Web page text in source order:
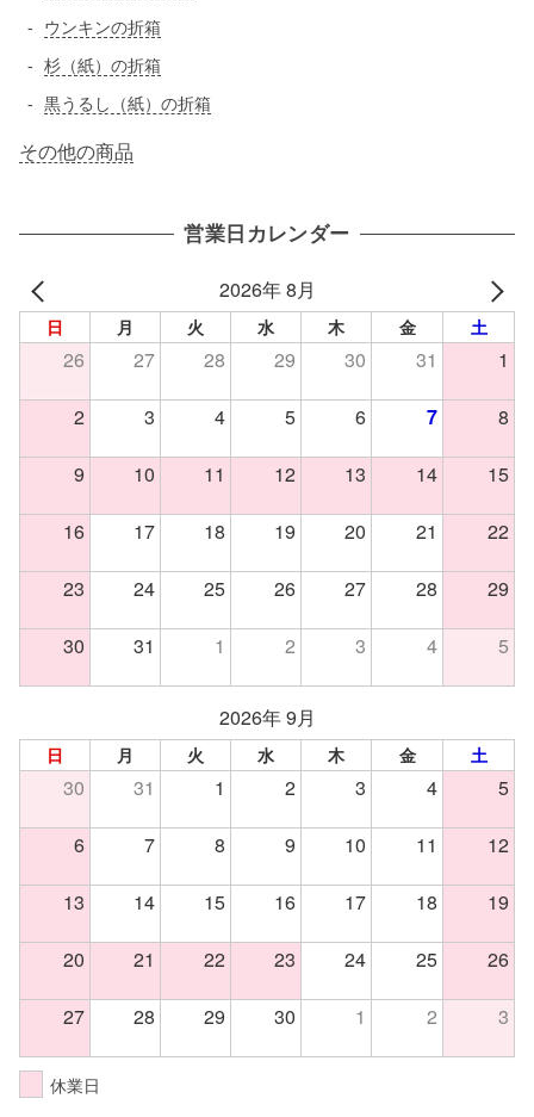
ウンキンの折箱
杉（紙）の折箱
黒うるし（紙）の折箱
その他の商品
営業日カレンダー
2026年 8月
日 月 火 水 木 金 土
26 27 28 29 30 31 1
2 3 4 5 6 7 8
9 10 11 12 13 14 15
16 17 18 19 20 21 22
23 24 25 26 27 28 29
30 31 1 2 3 4 5
2026年 9月
日 月 火 水 木 金 土
30 31 1 2 3 4 5
6 7 8 9 10 11 12
13 14 15 16 17 18 19
20 21 22 23 24 25 26
27 28 29 30 1 2 3
休業日